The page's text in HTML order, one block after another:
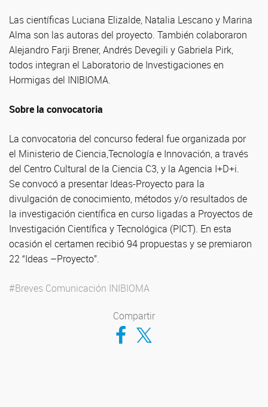
Las científicas Luciana Elizalde, Natalia Lescano y Marina
Alma son las autoras del proyecto. También colaboraron
Alejandro Farji Brener, Andrés Devegili y Gabriela Pirk,
todos integran el Laboratorio de Investigaciones en
Hormigas del INIBIOMA.
Sobre la convocatoria
La convocatoria del concurso federal fue organizada por
el Ministerio de Ciencia,Tecnología e Innovación, a través
del Centro Cultural de la Ciencia C3, y la Agencia I+D+i.
Se convocó a presentar Ideas-Proyecto para la
divulgación de conocimiento, métodos y/o resultados de
la investigación científica en curso ligadas a Proyectos de
Investigación Científica y Tecnológica (PICT). En esta
ocasión el certamen recibió 94 propuestas y se premiaron
22 “Ideas –Proyecto”.
#Breves Comunicación INIBIOMA
Compartir
Compartir en Facebook
Compartir en Twitter